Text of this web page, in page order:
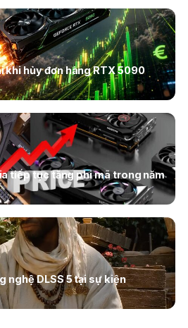
hủy đơn hàng RTX 5090
tiếp tục tăng phi mã trong năm
nghệ DLSS 5 tại sự kiện